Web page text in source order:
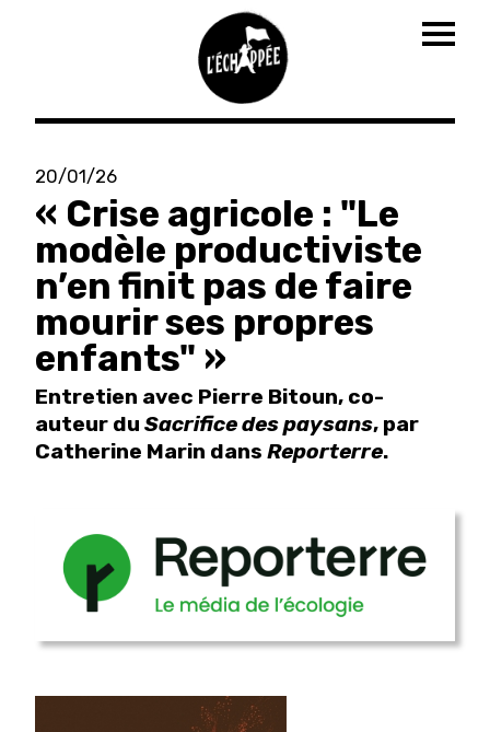
Aller
contenu
principal
20/01/26
« Crise agricole : "Le
modèle productiviste
n’en finit pas de faire
mourir ses propres
enfants" »
Entretien avec Pierre Bitoun, co-
auteur du Sacrifice des paysans, par
Catherine Marin dans Reporterre.